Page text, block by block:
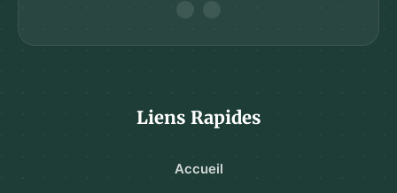
Liens Rapides
Accueil